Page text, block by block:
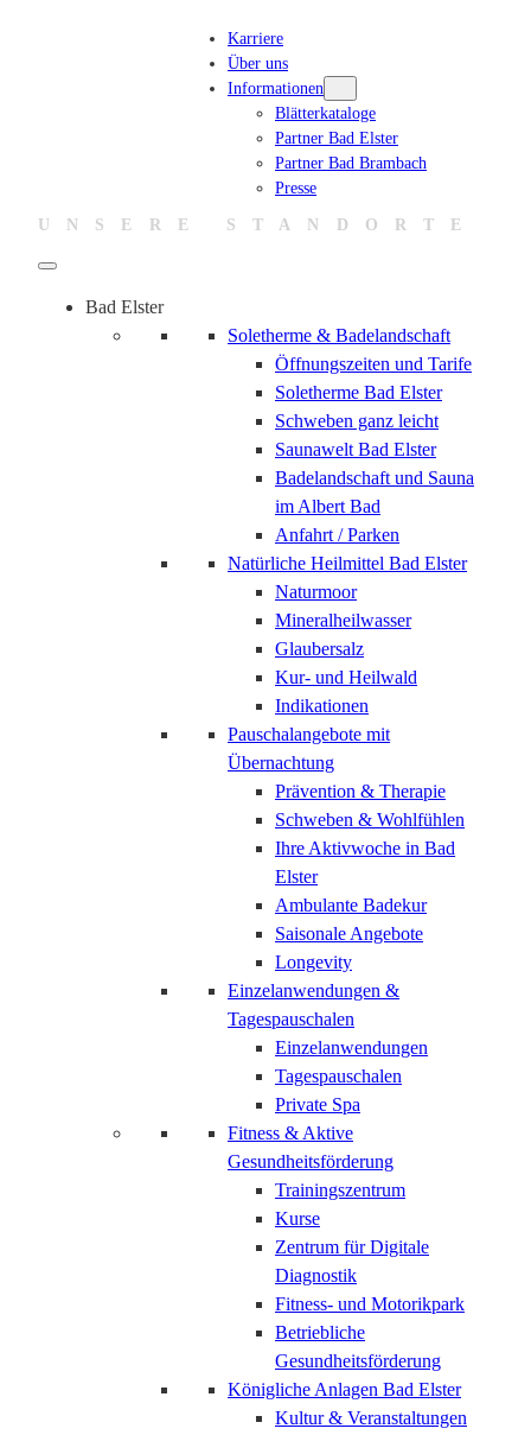
Karriere
Über uns
Informationen
Blätterkataloge
Partner Bad Elster
Partner Bad Brambach
Presse
UNSERE STANDORTE
Bad Elster
Soletherme & Badelandschaft
Öffnungszeiten und Tarife
Soletherme Bad Elster
Schweben ganz leicht
Saunawelt Bad Elster
Badelandschaft und Sauna
im Albert Bad
Anfahrt / Parken
Natürliche Heilmittel Bad Elster
Naturmoor
Mineralheilwasser
Glaubersalz
Kur- und Heilwald
Indikationen
Pauschalangebote mit
Übernachtung
Prävention & Therapie
Schweben & Wohlfühlen
Ihre Aktivwoche in Bad
Elster
Ambulante Badekur
Saisonale Angebote
Longevity
Einzelanwendungen &
Tagespauschalen
Einzelanwendungen
Tagespauschalen
Private Spa
Fitness & Aktive
Gesundheitsförderung
Trainingszentrum
Kurse
Zentrum für Digitale
Diagnostik
Fitness- und Motorikpark
Betriebliche
Gesundheitsförderung
Königliche Anlagen Bad Elster
Kultur & Veranstaltungen